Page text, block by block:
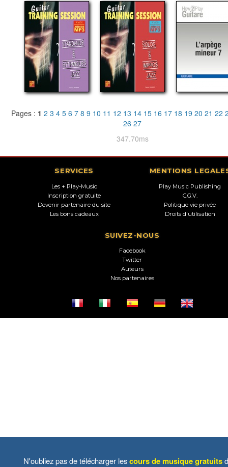
Pages : 1 2 3 4 5 6 7 8 9 10 11 12 13 14 15 16 17 18 19 20 21 22
26 27
347.70ms
SERVICES
Les + Play-Music
Inscription gratuite
Devenir partenaire du site
Les bons cadeaux
MENTIONS
Play Music Publishing
C.G.V.
Politique vie privée
Droits d'utilisation
SUIVEZ-NOUS
Facebook
Twitter
Auteurs
Nos partenaires
N'oubliez pas de télécharger lescours de musique gratuits